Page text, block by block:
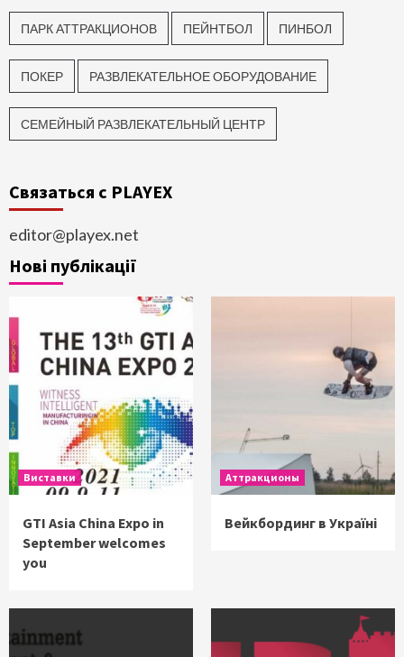
ПАРК АТТРАКЦИОНОВ ПЕЙНТБОЛ ПИНБОЛ
ПОКЕР РАЗВЛЕКАТЕЛЬНОЕ ОБОРУДОВАНИЕ
СЕМЕЙНЫЙ РАЗВЛЕКАТЕЛЬНЫЙ ЦЕНТР
Связаться с PLAYEX
editor@playex.net
Нові публікації
Виставки
GTI Asia China Expo in
September welcomes
you
Аттракционы
Вейкбординг в Україні